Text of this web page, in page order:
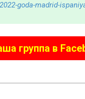
goda-madrid-
группа в